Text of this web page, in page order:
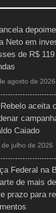
Neto em
de R$
agosto de 2026
aceita
Caiado
de julho de 2026
Federal na
de mais
prazo para